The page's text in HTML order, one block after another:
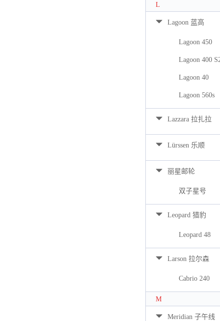
L
Lagoon 蓝高
Lagoon 450
Lagoon 400
Lagoon 40
Lagoon 560s
Lazzara 拉扎拉
Lürssen 乐顺
丽星邮轮
双子星号
Leopard 猎豹
Leopard 48
Larson 拉尔森
Cabrio 240
M
Meridian 子午线